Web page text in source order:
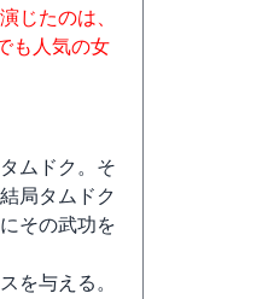
じたのは、
も人気の女
ムドク。そ
局タムドク
その武功を
を与える。